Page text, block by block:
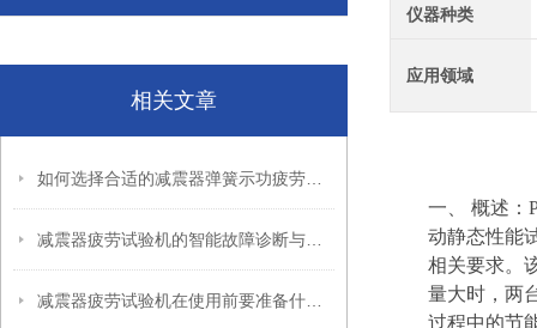
相关文章
仪器种类
应用领域
一、 概述：
动静态性能
相关要求。
量大时，两
过程中的节